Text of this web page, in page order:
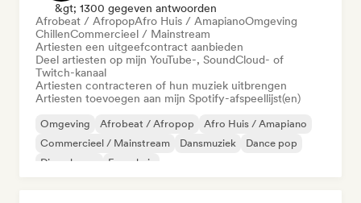
&gt; 1300 gegeven antwoorden
Afrobeat / AfropopAfro Huis / AmapianoOmgeving
ChillenCommercieel / Mainstream
Artiesten een uitgeefcontract aanbieden
Deel artiesten op mijn YouTube-, SoundCloud- of
Twitch-kanaal
Artiesten contracteren of hun muziek uitbrengen
Artiesten toevoegen aan mijn Spotify-afspeellijst(en)
Omgeving Afrobeat / Afropop
Afro Huis / Amapiano
Commercieel / Mainstream
Dansmuziek
Dance pop
Diepe house
Frans huis